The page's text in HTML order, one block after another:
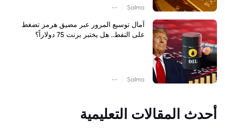
Salma
--
آمال توسيع المرور عبر مضيق هرمز تضغط
على النفط.. هل يختبر برنت 75 دولاراً؟
Salma
--
أحدث المقالات التعليمية